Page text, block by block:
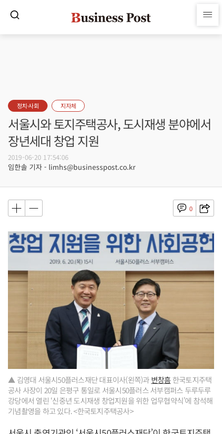
정치·사회 지자체
서울시와 토지주택공사, 도시재생 분야에서
장년세대 창업 지원
2019-06-20 17:54:06
임한솔 기자 - limhs@businesspost.co.kr
0
▲ 김영대 서울시50플러스재단 대표이사(왼쪽)과 변창흠 한국토지주택
공사 사장이 20일 은평구 통일로 서울시50플러스 서부캠퍼스 두루두루
강당에서 열린 ‘신중년 도시재생 창업지원을 위한 업무협약식’에 참석해
기념촬영을 하고 있다. <한국토지주택공사>